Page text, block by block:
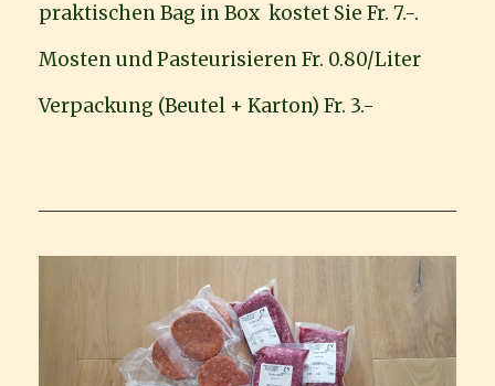
praktischen Bag in Box kostet Sie Fr. 7.-.
Mosten und Pasteurisieren Fr. 0.80/Liter
Verpackung (Beutel + Karton) Fr. 3.-